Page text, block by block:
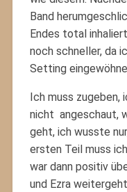
Band
Endes total
noch schneller, da
Setting
Ich muss
nicht angeschaut,
geht, ich wusste
ersten Teil muss
war dann positiv
und Ezra